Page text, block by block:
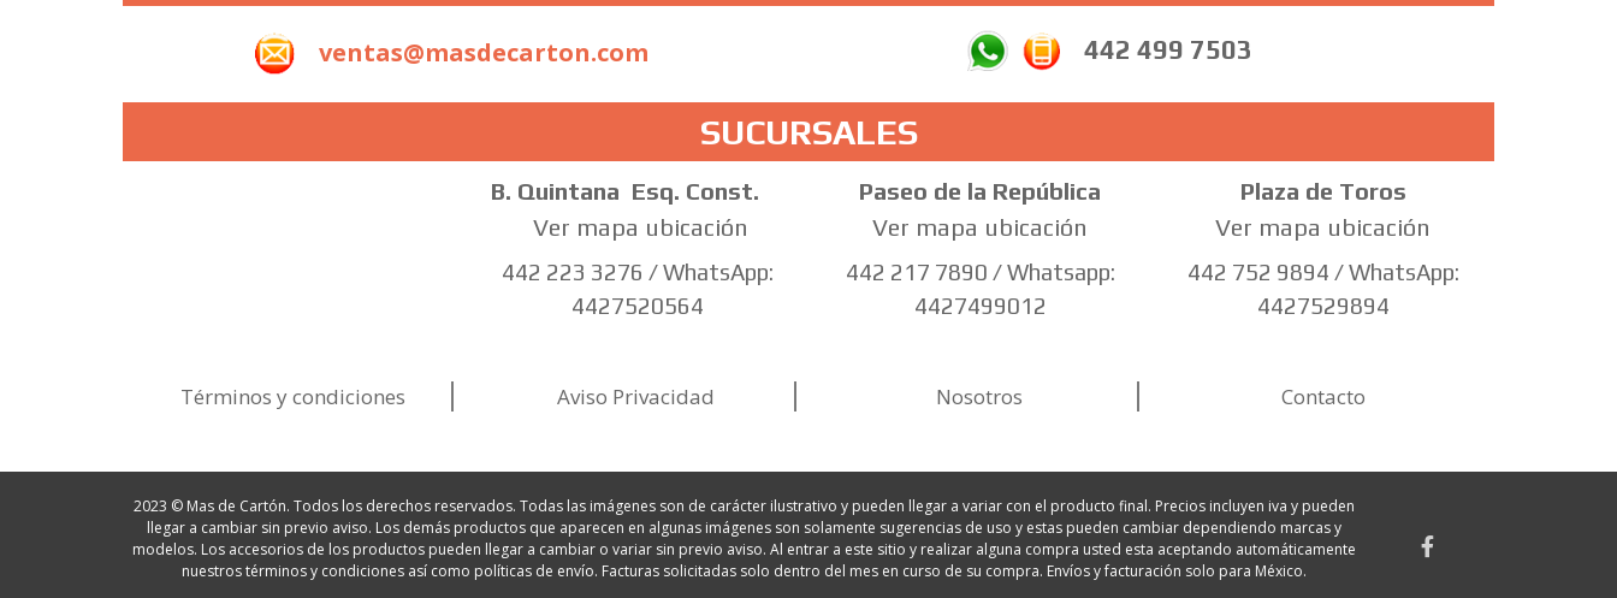
ventas@masdecarton.com 442 499 7503
SUCURSALES
B. Quintana Esq. Const.
Ver mapa ubicación
442 223 3276 / WhatsApp:
4427520564
Paseo de la República
Ver mapa ubicación
442 217 7890 / Whatsapp:
4427499012
Plaza de Toros
Ver mapa ubicación
442 752 9894 / WhatsApp:
4427529894
Términos y condiciones Aviso Privacidad Nosotros Contacto
2023 © Mas de Cartón. Todos los derechos reservados. Todas las imágenes son de carácter ilustrativo y pueden llegar a variar con el producto final. Precios incluyen iva y pueden
llegar a cambiar sin previo aviso. Los demás productos que aparecen en algunas imágenes son solamente sugerencias de uso y estas pueden cambiar dependiendo marcas y
modelos. Los accesorios de los productos pueden llegar a cambiar o variar sin previo aviso. Al entrar a este sitio y realizar alguna compra usted esta aceptando automáticamente
nuestros términos y condiciones así como políticas de envío. Facturas solicitadas solo dentro del mes en curso de su compra. Envíos y facturación solo para México.